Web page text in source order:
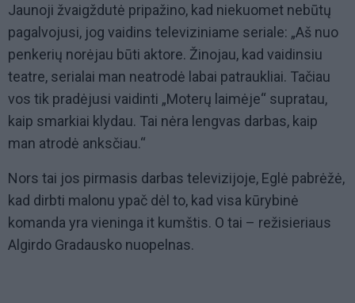
Jaunoji žvaigždutė pripažino, kad niekuomet nebūtų
pagalvojusi, jog vaidins televiziniame seriale: „Aš nuo
penkerių norėjau būti aktore. Žinojau, kad vaidinsiu
teatre, serialai man neatrodė labai patraukliai. Tačiau
vos tik pradėjusi vaidinti „Moterų laimėje“ supratau,
kaip smarkiai klydau. Tai nėra lengvas darbas, kaip
man atrodė anksčiau.“
Nors tai jos pirmasis darbas televizijoje, Eglė pabrėžė,
kad dirbti malonu ypač dėl to, kad visa kūrybinė
komanda yra vieninga it kumštis. O tai – režisieriaus
Algirdo Gradausko nuopelnas.